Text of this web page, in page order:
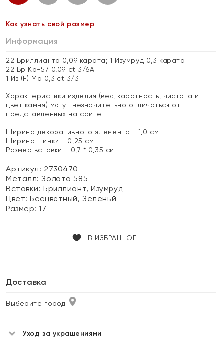
Как узнать свой размер
Информация
22 Бриллианта 0,09 карата; 1 Изумруд 0,3 карата
22 Бр Кр-57 0,09 ct 3/6А
1 Из (F) Ма 0,3 ct 3/3
Характеристики изделия (вес, каратность, чистота и
цвет камня) могут незначительно отличаться от
представленных на сайте
Ширина декоративного элемента - 1,0 см
Ширина шинки - 0,25 см
Размер вставки - 0,7 * 0,35 см
Артикул: 2730470
Металл:Золото 585
Вставки:Бриллиант, Изумруд
Цвет:Бесцветный, Зеленый
Размер:17
В ИЗБРАННОЕ
Доставка
Выберите город
Уход за украшениями